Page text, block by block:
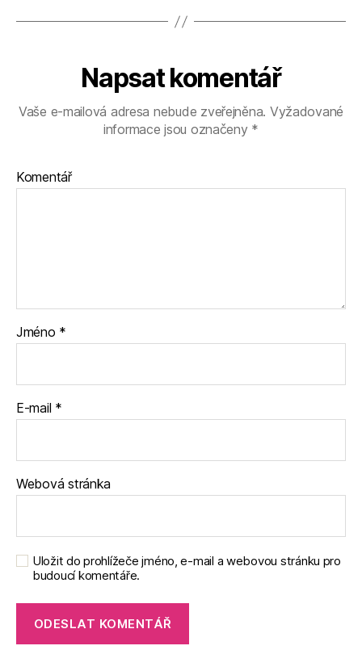
Napsat komentář
Vaše e-mailová adresa nebude zveřejněna. Vyžadované
informace jsou označeny *
Komentář
Jméno *
E-mail *
Webová stránka
Uložit do prohlížeče jméno, e-mail a webovou stránku pro
budoucí komentáře.